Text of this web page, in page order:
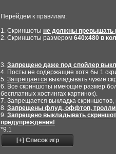
Перейдем к правилам:
1. Скриншоты не должны превышать
2. Скриншоты размером 640х480 в
3. Запрещено даже под спойлер
4. Посты не содержащие хотя бы 1
5. Запрещается выкладывать чужие
6. Все скриншоты имеющие размер
бесплатных хостингах картинок).
7. Запрещается выкладка
8. Запрещены флуд, оффтоп,
9. Запрещено выкладывать
предупреждения!
*9.1